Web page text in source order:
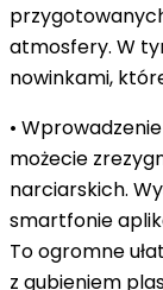
atmosfery. W
nowinkami,
•
możecie
narciarskich.
smartfonie
To ogromne
z gubieniem